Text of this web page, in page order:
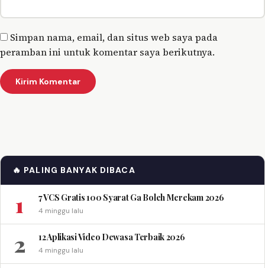
Simpan nama, email, dan situs web saya pada
peramban ini untuk komentar saya berikutnya.
🔥 PALING BANYAK DIBACA
1 7 VCS Gratis 100 Syarat Ga Boleh Merekam 2026
4 minggu lalu
2 12 Aplikasi Video Dewasa Terbaik 2026
4 minggu lalu